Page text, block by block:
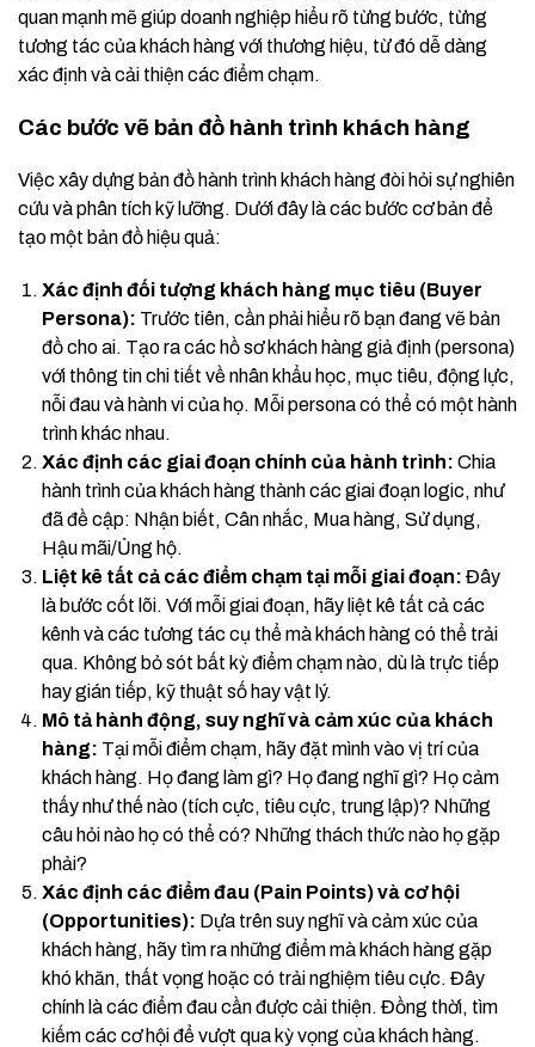
quan mạnh mẽ giúp doanh nghiệp hiểu rõ từng bước, từng
tương tác của khách hàng với thương hiệu, từ đó dễ dàng
xác định và cải thiện các điểm chạm.
Các bước vẽ bản đồ hành trình khách hàng
Việc xây dựng bản đồ hành trình khách hàng đòi hỏi sự nghiên
cứu và phân tích kỹ lưỡng. Dưới đây là các bước cơ bản để
tạo một bản đồ hiệu quả:
Xác định đối tượng khách hàng mục tiêu (Buyer
Persona): Trước tiên, cần phải hiểu rõ bạn đang vẽ bản
đồ cho ai. Tạo ra các hồ sơ khách hàng giả định (persona)
với thông tin chi tiết về nhân khẩu học, mục tiêu, động lực,
nỗi đau và hành vi của họ. Mỗi persona có thể có một hành
trình khác nhau.
Xác định các giai đoạn chính của hành trình: Chia
hành trình của khách hàng thành các giai đoạn logic, như
đã đề cập: Nhận biết, Cân nhắc, Mua hàng, Sử dụng,
Hậu mãi/Ủng hộ.
Liệt kê tất cả các điểm chạm tại mỗi giai đoạn: Đây
là bước cốt lõi. Với mỗi giai đoạn, hãy liệt kê tất cả các
kênh và các tương tác cụ thể mà khách hàng có thể trải
qua. Không bỏ sót bất kỳ điểm chạm nào, dù là trực tiếp
hay gián tiếp, kỹ thuật số hay vật lý.
Mô tả hành động, suy nghĩ và cảm xúc của khách
hàng: Tại mỗi điểm chạm, hãy đặt mình vào vị trí của
khách hàng. Họ đang làm gì? Họ đang nghĩ gì? Họ cảm
thấy như thế nào (tích cực, tiêu cực, trung lập)? Những
câu hỏi nào họ có thể có? Những thách thức nào họ gặp
phải?
Xác định các điểm đau (Pain Points) và cơ hội
(Opportunities): Dựa trên suy nghĩ và cảm xúc của
khách hàng, hãy tìm ra những điểm mà khách hàng gặp
khó khăn, thất vọng hoặc có trải nghiệm tiêu cực. Đây
chính là các điểm đau cần được cải thiện. Đồng thời, tìm
kiếm các cơ hội để vượt qua kỳ vọng của khách hàng.